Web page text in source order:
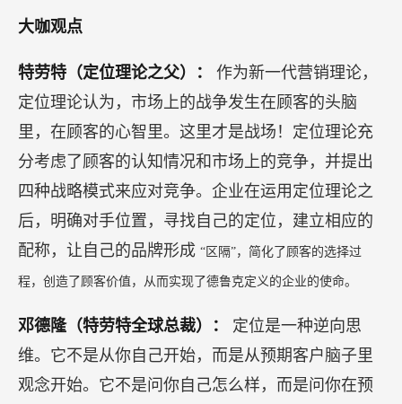
大咖观点
特劳特（定位理论之父）： 作为新一代营销理论，
定位理论认为，市场上的战争发生在顾客的头脑
里，在顾客的心智里。这里才是战场！定位理论充
分考虑了顾客的认知情况和市场上的竞争，并提出
四种战略模式来应对竞争。企业在运用定位理论之
后，明确对手位置，寻找自己的定位，建立相应的
配称，让自己的品牌形成 “区隔”，简化了顾客的选择过
程，创造了顾客价值，从而实现了德鲁克定义的企业的使命。
邓德隆（特劳特全球总裁）： 定位是一种逆向思
维。它不是从你自己开始，而是从预期客户脑子里
观念开始。它不是问你自己怎么样，而是问你在预